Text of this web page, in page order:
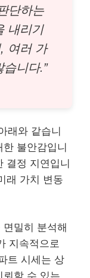
단하는
내리기
여러 가
니다.”
래와 같습니
불안감입니
결정 지연입니
래 가치 변동
밀히 분석해
지속적으로
트 시세는 상
뢰할 수 있는